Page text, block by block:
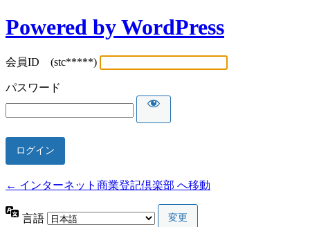
Powered by WordPress
会員ID (stc*****)
パスワード
← インターネット商業登記倶楽部 へ移動
言語